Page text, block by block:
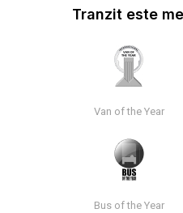
Tranzit este
Van of the Year
Bus of the Year